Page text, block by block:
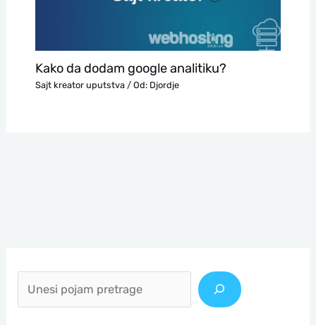
Kako da dodam google analitiku?
Sajt kreator uputstva/ Od: Djordje
е